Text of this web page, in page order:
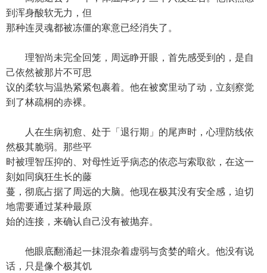
到浑身酸软无力，但
那种连灵魂都被冻僵的寒意已经消失了。
理智尚未完全回笼，周远睁开眼，首先感受到的，是自
己依然被那片不可思
议的柔软与温热紧紧包裹着。他在被窝里动了动，立刻察觉
到了林疏桐的赤裸。
人在生病初愈、处于「退行期」的尾声时，心理防线依
然极其脆弱。那些平
时被理智压抑的、对母性近乎病态的依恋与索取欲，在这一
刻如同疯狂生长的藤
蔓，彻底占据了周远的大脑。他现在极其没有安全感，迫切
地需要通过某种最原
始的连接，来确认自己没有被抛弃。
他眼底翻涌起一抹混杂着虚弱与贪婪的暗火。他没有说
话，只是像个极其饥